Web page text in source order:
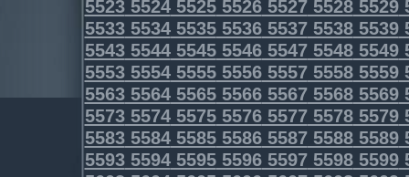
5523552455255526552755285529
5533553455355536553755385539
5543554455455546554755485549
5553555455555556555755585559
5563556455655566556755685569
5573557455755576557755785579
5583558455855586558755885589
5593559455955596559755985599